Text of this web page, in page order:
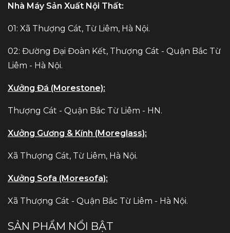
Nhà Máy Sản Xuất Nội Thất:
01: Xã Thượng Cát, Từ Liêm, Hà Nội.
02: Đường Đại Đoàn Kết, Thượng Cát - Quận Bắc Từ
Liêm - Hà Nội.
Xưởng Đá (Morestone):
Thượng Cát - Quận Bắc Từ Liêm - HN.
Xưởng Gương & Kính (Moreglass):
Xã Thượng Cát, Từ Liêm, Hà Nội.
Xưởng Sofa (Moresofa):
Xã Thượng Cát - Quận Bắc Từ Liêm - Hà Nội.
SẢN PHẨM NỔI BẬT